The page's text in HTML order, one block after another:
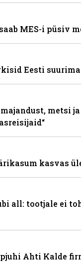
MES-i püsiv
Eesti
metsi
kasvas
all: tootjale ei
Ahti Kalde